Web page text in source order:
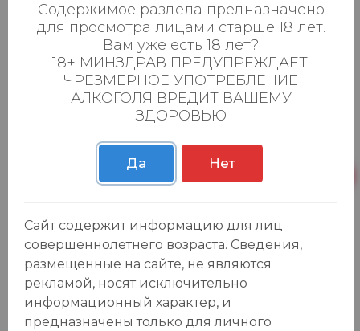
0
Добавить в корзину
Ветчина мраморная "ТМ Деликайзер" в/
у 400гр.
219.99 ₽
0
-14%
Мидии "Рыбный Двор" холодного
копчения 80гр.
189.99 ₽
0
Содержимое раздела предназначено
для просмотра лицами старше 18 лет.
Вам уже есть 18 лет?
18+ МИНЗДРАВ ПРЕДУПРЕЖДАЕТ:
ЧРЕЗМЕРНОЕ УПОТРЕБЛЕНИЕ
АЛКОГОЛЯ ВРЕДИТ ВАШЕМУ
ЗДОРОВЬЮ
Да Нет
Сайт содержит информацию для лиц
совершеннолетнего возраста. Сведения,
размещенные на сайте, не являются
рекламой, носят исключительно
информационный характер, и
предназначены только для личного